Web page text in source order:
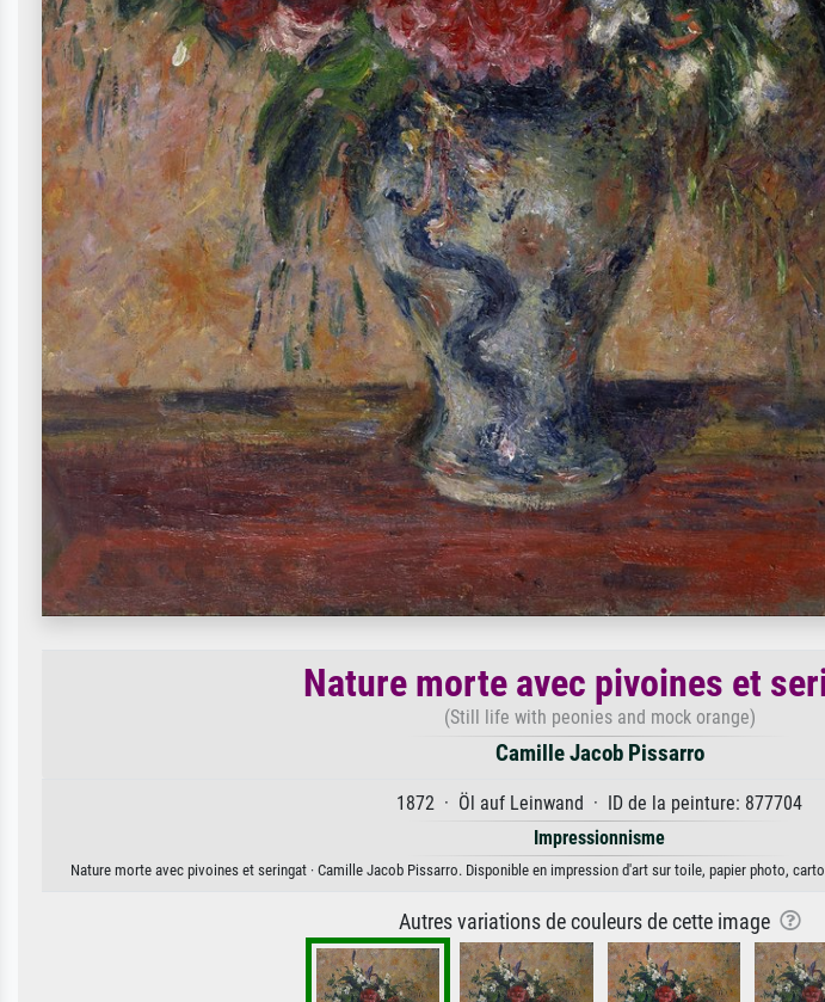
Nature morte avec pivoines et
(Still life with peonies and mock orange)
Camille Jacob Pissarro
1872 · Öl auf Leinwand · ID de la peinture: 877704
Impressionnisme
Nature morte avec pivoines et seringat · Camille Jacob Pissarro. Disponible en impression d'art sur toile, papier photo,
Autres variations de couleurs de cette image